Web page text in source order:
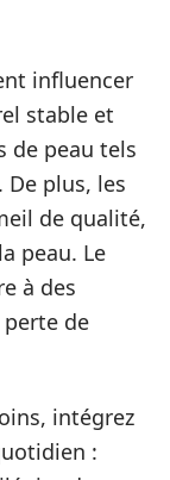
influencer
stable et
de peau tels
De plus, les
de qualité,
peau. Le
à des
de
intégrez
: